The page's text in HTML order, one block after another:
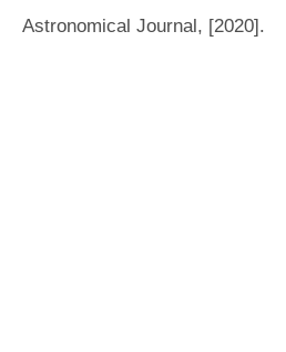
Astronomical Journal, [2020].